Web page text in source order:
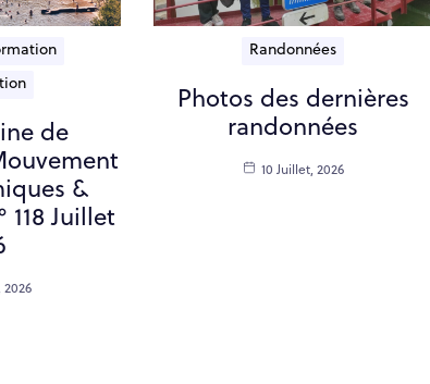
de
&
118 Juillet
2026
Randonnées
Photos des dernières
randonnées
10 Juillet, 2026